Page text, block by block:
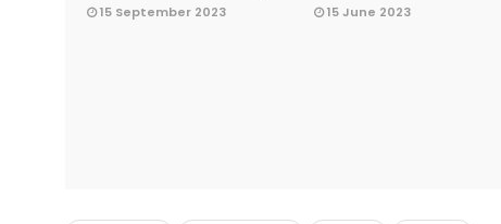
15 September 2023 15 June 2023